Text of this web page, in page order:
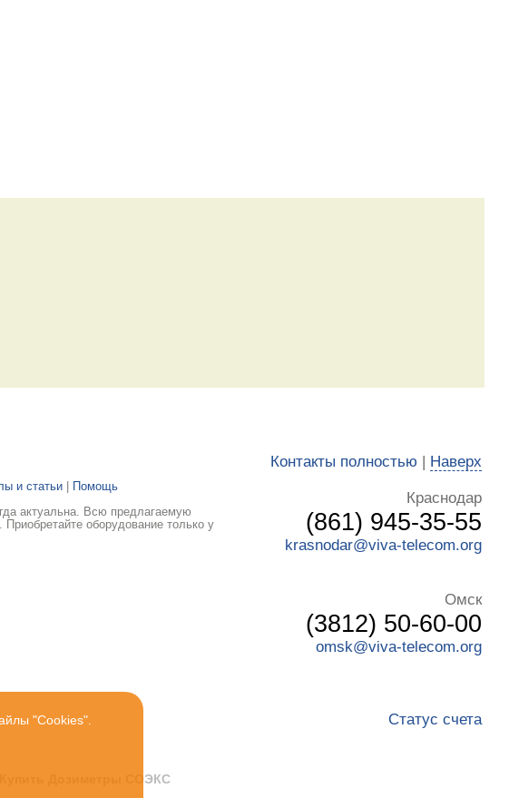
и статьи
Помощь
актуальна. Всю предлагаемую
оборудование только у
Контакты полностью | Наверх
Краснодар
(861) 945-35-55
krasnodar@viva-telecom.org
Омск
(3812) 50-60-00
omsk@viva-telecom.org
Статус счета
"Cookies".
Дозиметры СОЭКС